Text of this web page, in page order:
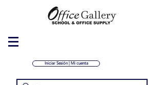
Iniciar Sesión | Mi cuenta